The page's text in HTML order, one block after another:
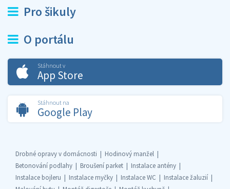
Pro šikuly
O portálu
Stáhnout v
App Store
Stáhnout na
Google Play
Drobné opravy v domácnosti
Hodinový manžel
Betonování podlahy
Broušení parket
Instalace antény
Instalace bojleru
Instalace myčky Instalace WC
Instalace žaluzií